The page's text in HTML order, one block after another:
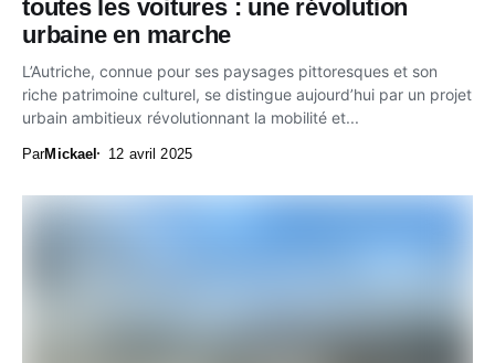
toutes les voitures : une révolution
urbaine en marche
L’Autriche, connue pour ses paysages pittoresques et son
riche patrimoine culturel, se distingue aujourd’hui par un projet
urbain ambitieux révolutionnant la mobilité et...
ParMickael 12 avril 2025